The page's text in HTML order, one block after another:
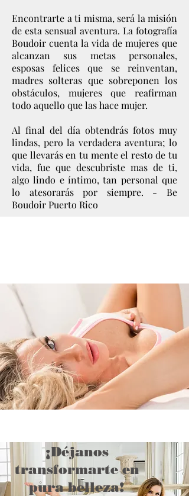
Encontrarte a ti misma, será la misión
de esta sensual aventura. La fotografía
Boudoir cuenta la vida de mujeres que
alcanzan sus metas personales,
esposas felices que se reinventan,
madres solteras que sobreponen los
obstáculos, mujeres que reafirman
todo aquello que las hace mujer.
Al final del día obtendrás fotos muy
lindas, pero la verdadera aventura; lo
que llevarás en tu mente el resto de tu
vida, fue que descubriste mas de ti,
algo lindo e íntimo, tan personal que
lo atesorarás por siempre. - Be
Boudoir Puerto Rico
¡Déjanos
transformarte en
pura belleza!